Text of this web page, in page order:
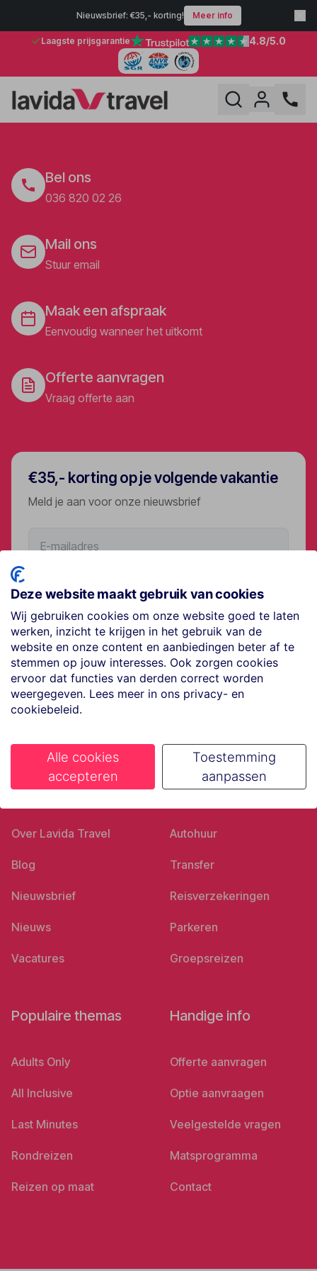
Nieuwsbrief: €35,- korting! Meer info
Laagste prijsgarantie 4.8/5.0
Bel ons
036 820 02 26
Mail ons
Stuur email
Maak een afspraak
Eenvoudig wanneer het uitkomt
Offerte aanvragen
Vraag offerte aan
€35,- korting op je volgende vakantie
Meld je aan voor onze nieuwsbrief
Volg ons op social media
Ons bedrijf
Over Lavida Travel
Blog
Nieuwsbrief
Nieuws
Vacatures
Goed voorbereid
Autohuur
Transfer
Reisverzekeringen
Parkeren
Groepsreizen
Populaire themas
Adults Only
All Inclusive
Last Minutes
Rondreizen
Reizen op maat
Handige info
Offerte aanvragen
Optie aanvraagen
Veelgestelde vragen
Matsprogramma
Contact
Deze website maakt gebruik van cookies
Wij gebruiken cookies om onze website goed te laten
werken, inzicht te krijgen in het gebruik van de
website en onze content en aanbiedingen beter af te
stemmen op jouw interesses. Ook zorgen cookies
ervoor dat functies van derden correct worden
weergegeven. Lees meer in ons privacy- en
cookiebeleid.
Alle cookies
accepteren
Toestemming
aanpassen